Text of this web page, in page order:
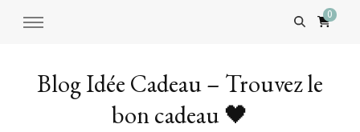
0
Blog Idée Cadeau – Trouvez le
bon cadeau 🖤